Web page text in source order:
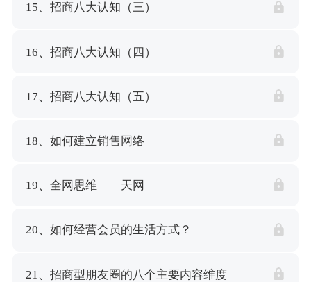
15、招商八大认知（三）
16、招商八大认知（四）
17、招商八大认知（五）
18、如何建立销售网络
19、全网思维——天网
20、如何经营会员的生活方式？
21、招商型朋友圈的八个主要内容维度